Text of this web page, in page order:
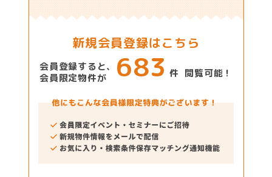
新規会員登録はこちら
会員登録すると、
会員限定物件が
683 件 閲覧可能！